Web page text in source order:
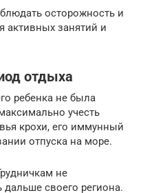
осторожность и
активных занятий и
отдыха
ребенка не была
учесть
крохи, его иммунный
отпуска на море.
не
дальше своего региона.